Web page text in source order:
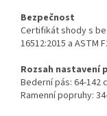
Bezpečnost
Certifikát shody s
16512:2015 a ASTM
Rozsah nastavení
Bederní pás: 64-142
Ramenní popruhy: